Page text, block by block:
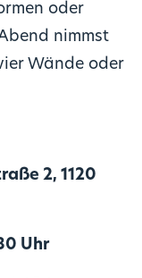
oder
nimmst
Wände oder
2, 1120
Uhr